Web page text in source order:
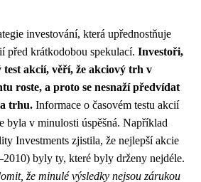
investování, která upřednostňuje
před krátkodobou spekulací. Investoři,
akcií, věří, že akciový trh v
roste, a proto se nesnaží předvídat
trhu. Informace o časovém testu akcií
byla v minulosti úspěšná. Například
Investments zjistila, že nejlepší akcie
byly ty, které byly drženy nejdéle.
že minulé výsledky nejsou zárukou